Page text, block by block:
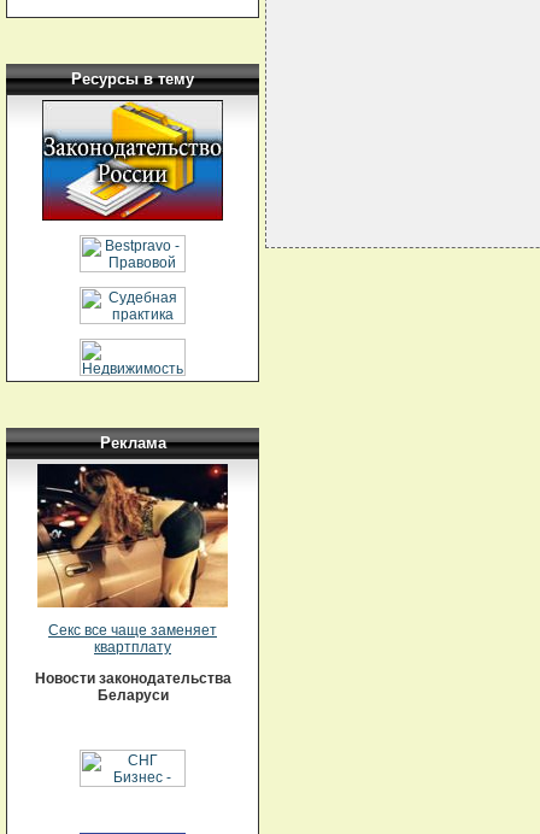
Ресурсы в тему
Реклама
Секс все чаще заменяет
квартплату
Новости законодательства
Беларуси